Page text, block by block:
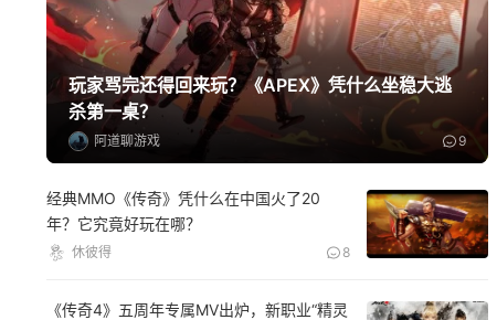
玩家骂完还得回来玩？《APEX》凭什么坐稳大逃
杀第一桌？
阿道聊游戏 9
经典MMO《传奇》凭什么在中国火了20
年？它究竟好玩在哪？
休彼得 8
《传奇4》五周年专属MV出炉，新职业“精灵